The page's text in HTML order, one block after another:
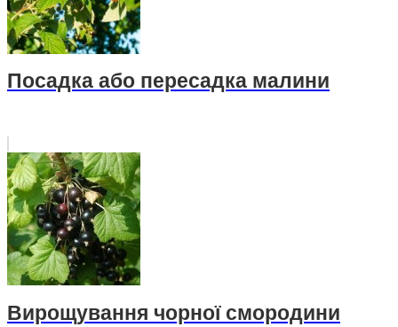
Посадка або пересадка малини
Вирощування чорної смородини